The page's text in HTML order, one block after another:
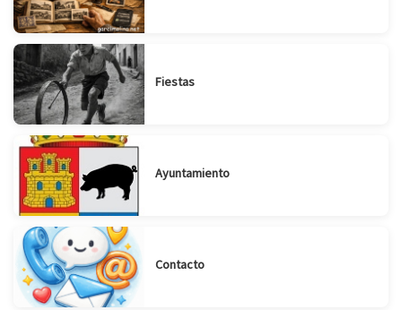
Fiestas
Ayuntamiento
Contacto